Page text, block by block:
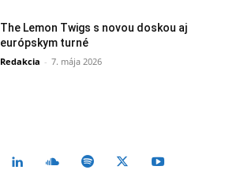
The Lemon Twigs s novou doskou aj
európskym turné
Redakcia - 7. mája 2026